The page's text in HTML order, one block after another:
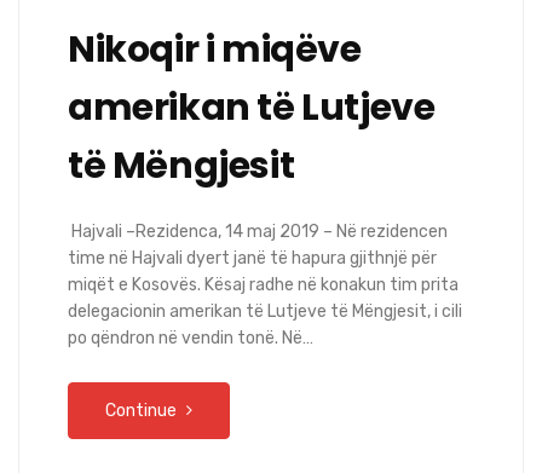
Nikoqir i miqëve
amerikan të Lutjeve
të Mëngjesit
Hajvali –Rezidenca, 14 maj 2019 – Në rezidencen
time në Hajvali dyert janë të hapura gjithnjë për
miqët e Kosovës. Kësaj radhe në konakun tim prita
delegacionin amerikan të Lutjeve të Mëngjesit, i cili
po qëndron në vendin tonë. Në…
Continue